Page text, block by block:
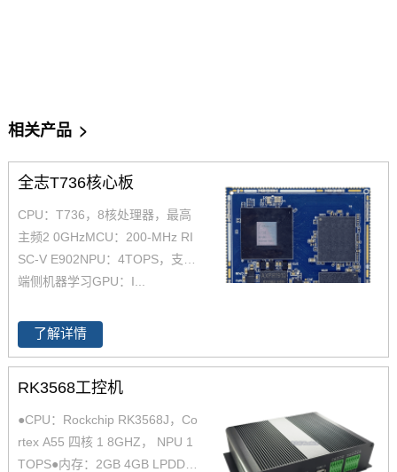
相关产品 >
全志T736核心板
CPU：T736，8核处理器，最高
主频2 0GHzMCU：200-MHz RI
SC-V E902NPU：4TOPS，支撑
端侧机器学习GPU：I...
了解详情
RK3568工控机
●CPU：Rockchip RK3568J，Co
rtex A55 四核 1 8GHZ， NPU 1
TOPS●内存：2GB 4GB LPDDR